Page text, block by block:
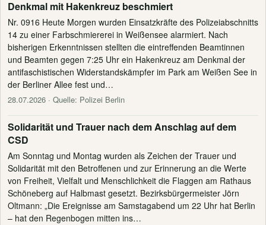
Denkmal mit Hakenkreuz beschmiert
Nr. 0916 Heute Morgen wurden Einsatzkräfte des Polizeiabschnitts
14 zu einer Farbschmiererei in Weißensee alarmiert. Nach
bisherigen Erkenntnissen stellten die eintreffenden Beamtinnen
und Beamten gegen 7:25 Uhr ein Hakenkreuz am Denkmal der
antifaschistischen Widerstandskämpfer im Park am Weißen See in
der Berliner Allee fest und…
28.07.2026 · Quelle: Polizei Berlin
Solidarität und Trauer nach dem Anschlag auf dem
CSD
Am Sonntag und Montag wurden als Zeichen der Trauer und
Solidarität mit den Betroffenen und zur Erinnerung an die Werte
von Freiheit, Vielfalt und Menschlichkeit die Flaggen am Rathaus
Schöneberg auf Halbmast gesetzt. Bezirksbürgermeister Jörn
Oltmann: „Die Ereignisse am Samstagabend um 22 Uhr hat Berlin
– hat den Regenbogen mitten ins…